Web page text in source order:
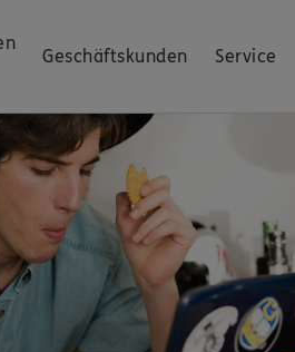
Geschäftskunden Service